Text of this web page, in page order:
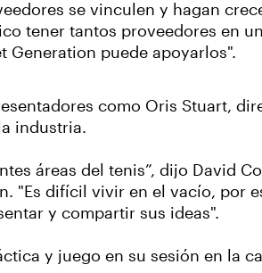
se vinculen y hagan
tener tantos proveedores en
Generation puede apoyarlos".
como Oris Stuart,
industria.
áreas del tenis”, dijo David
"Es difícil vivir en el vacío, por
y compartir sus ideas".
y juego en su sesión en la